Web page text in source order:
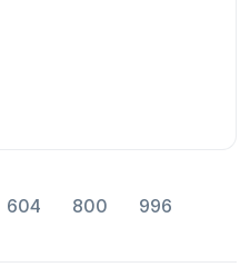
604 800 996